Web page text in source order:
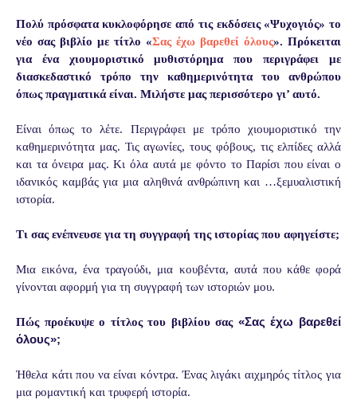
Πολύ πρόσφατα κυκλοφόρησε από τις εκδόσεις «Ψυχογιός» το
νέο σας βιβλίο με τίτλο «Σας έχω βαρεθεί όλους». Πρόκειται
για ένα χιουμοριστικό μυθιστόρημα που περιγράφει με
διασκεδαστικό τρόπο την καθημερινότητα του ανθρώπου
όπως πραγματικά είναι. Μιλήστε μας περισσότερο γι’ αυτό.
Είναι όπως το λέτε. Περιγράφει με τρόπο χιουμοριστικό την
καθημερινότητα μας. Τις αγωνίες, τους φόβους, τις ελπίδες αλλά
και τα όνειρα μας. Κι όλα αυτά με φόντο το Παρίσι που είναι ο
ιδανικός καμβάς για μια αληθινά ανθρώπινη και …ξεμυαλιστική
ιστορία.
Τι σας ενέπνευσε για τη συγγραφή της ιστορίας που αφηγείστε;
Μια εικόνα, ένα τραγούδι, μια κουβέντα, αυτά που κάθε φορά
γίνονται αφορμή για τη συγγραφή των ιστοριών μου.
Πώς προέκυψε ο τίτλος του βιβλίου σας «Σας έχω βαρεθεί
όλους»;
Ήθελα κάτι που να είναι κόντρα. Ένας λιγάκι αιχμηρός τίτλος για
μια ρομαντική και τρυφερή ιστορία.